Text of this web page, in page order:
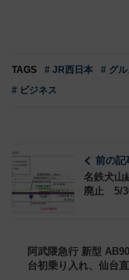
TAGS # JR西日本 # グル
# ビジネス
前の記
名鉄犬山
廃止 5/
阿武隈急行 新型
台初乗り入れ、仙台